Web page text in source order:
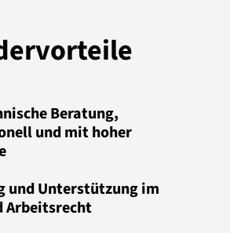
Beratung,
und mit hoher
und Unterstützung im
Arbeitsrecht